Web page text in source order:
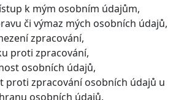
k mým osobním údajům,
či výmaz mých osobních údajů,
zpracování,
proti zpracování,
osobních údajů,
proti zpracování osobních údajů u
osobních údajů.